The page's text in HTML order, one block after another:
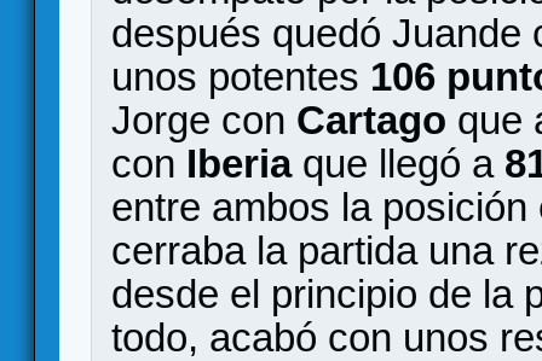
después quedó Juande
unos potentes 106
Jorge con Cartago que
con Iberia que llegó a
entre ambos la posición
cerraba la partida una
desde el principio de la
todo, acabó con unos